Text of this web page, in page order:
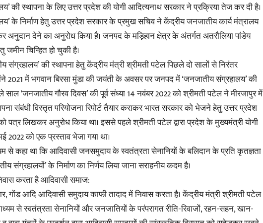
की स्थापना के लिए उत्तर प्रदेश की योगी आदित्यनाथ सरकार ने प्रक्रिया तेज कर दी है।
के निर्माण हेतु उत्तर प्रदेश सरकार के प्रमुख सचिव ने केंद्रीय जनजातीय कार्य मंत्रालय
अनुदान देने का अनुरोध किया है। जनपद के मड़िहान क्षेत्र के अंतर्गत अतरौलिया पांडेय
जमीन चिन्हित हो चुकी है।
संग्रहालय’ की स्थापना हेतु केंद्रीय मंत्री श्रीमती पटेल पिछले दो सालों से निरंतर
2021 में भगवान बिरसा मुंडा की जयंती के अवसर पर जनपद में ‘जनजातीय संग्रहालय’ की
साल ‘जनजातीय गौरव दिवस’ की पूर्व संध्या 14 नवंबर 2022 को श्रीमती पटेल ने मीरजापुर में
संबंधी विस्तृत परियोजना रिपोर्ट तैयार कराकर भारत सरकार को भेजने हेतु उत्तर प्रदेश
पत्र लिखकर अनुरोध किया था। इससे पहले श्रीमती पटेल द्वारा प्रदेश के मुख्यमंत्री योगी
2022 को एक प्रस्ताव भेजा गया था।
से कहा था कि आदिवासी जनसमुदाय के स्वतंत्रता सेनानियों के बलिदान के प्रति कृतज्ञता
संग्रहालयों’ के निर्माण का निर्णय लिया जाना सराहनीय कदम है।
करता है आदिवासी समाज:
गोंड आदि आदिवासी समुदाय काफी तादाद में निवास करता है। केंद्रीय मंत्री श्रीमती पटेल
से स्वतंत्रता सेनानियों और जनजातियों के परंपरागत रीति-रिवाजों, रहन-सहन, खान-